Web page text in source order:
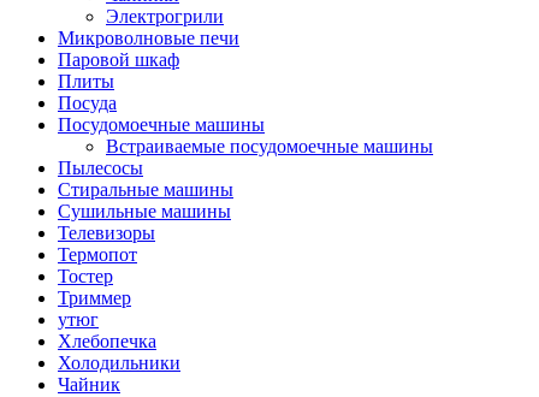
Электрогрили
Микроволновые печи
Паровой шкаф
Плиты
Посуда
Посудомоечные машины
Встраиваемые посудомоечные машины
Пылесосы
Стиральные машины
Сушильные машины
Телевизоры
Термопот
Тостер
Триммер
утюг
Хлебопечка
Холодильники
Чайник